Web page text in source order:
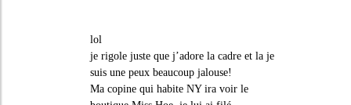
lol
je rigole juste que j’adore la cadre et la je
suis une peux beaucoup jalouse!
Ma copine qui habite NY ira voir le